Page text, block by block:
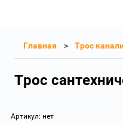
Главная Трос
Трос
Артикул: нет